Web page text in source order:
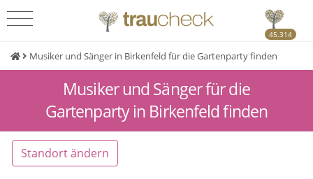
45.314
Musiker und Sänger in Birkenfeld für die Gartenparty finden
Musiker und Sänger für die
Gartenparty in Birkenfeld finden
Standort ändern